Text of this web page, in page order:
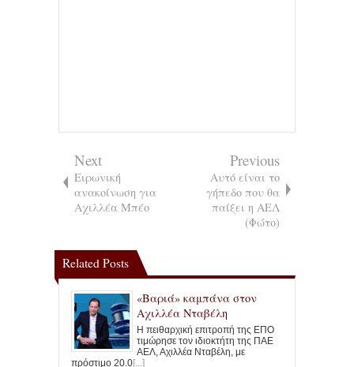
Next
Ειρωνική
ανακοίνωση για
Αχιλλέα Μπέο
Previous
Αυτό είναι το
γήπεδο που θα
παίξει η ΑΕΛ
(Φώτο)
Related Posts
«Βαριά» καμπάνα στον
Αχιλλέα Νταβέλη
Η πειθαρχική επιτροπή της ΕΠΟ
τιμώρησε τον ιδιοκτήτη της ΠΑΕ
ΑΕΛ, Αχιλλέα Νταβέλη, με
πρόστιμο 20.0[...]